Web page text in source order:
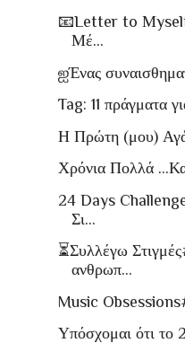
📧Letter to Μyself
Μέ...
ஐΈνας
Tag: 11 πράγματα
Η Πρώτη (μου)
Χρόνια Πολλά
24 Days
Σι...
⏳Συλλέγω
ανθρωπ...
Music
Υπόσχομαι ότι το